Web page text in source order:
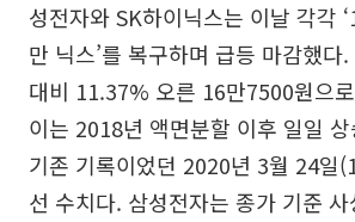
성전자와 SK하이닉스는 이날 각각
만 닉스’를 복구하며 급등 마감했다
대비 11.37% 오른 16만7500원으
이는 2018년 액면분할 이후 일일
기존 기록이었던 2020년 3월 24일
선 수치다. 삼성전자는 종가 기준